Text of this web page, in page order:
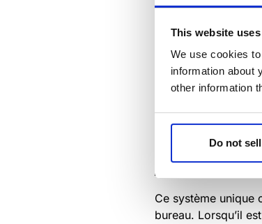
This website
We use cookies
information about
other information
Do not
Ce système unique
bureau. Lorsqu’il